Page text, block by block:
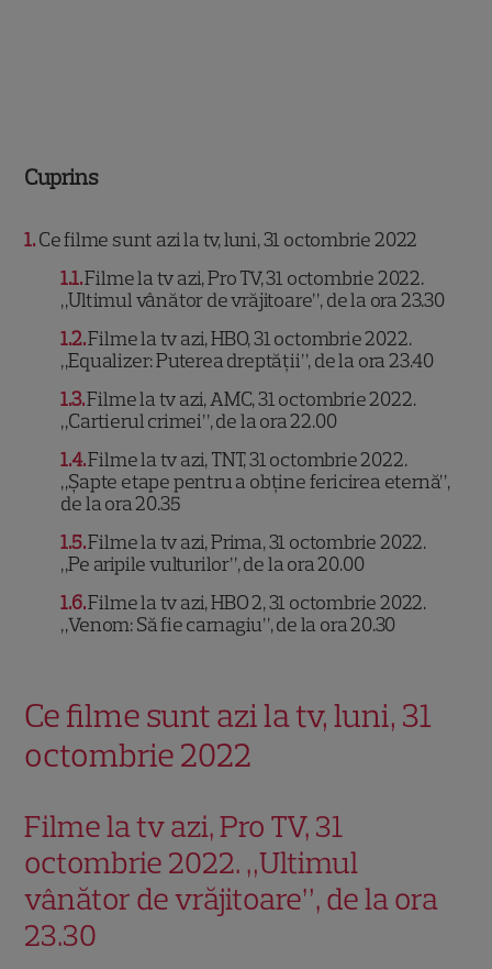
Cuprins
1 Ce filme sunt azi la tv, luni, 31 octombrie 2022
1.1Filme la tv azi, Pro TV, 31 octombrie 2022.
„Ultimul vânător de vrăjitoare”, de la ora 23.30
1.2Filme la tv azi, HBO, 31 octombrie 2022.
„Equalizer: Puterea dreptății”, de la ora 23.40
1.3Filme la tv azi, AMC, 31 octombrie 2022.
„Cartierul crimei”, de la ora 22.00
1.4Filme la tv azi, TNT, 31 octombrie 2022.
„Șapte etape pentru a obține fericirea eternă”,
de la ora 20.35
1.5Filme la tv azi, Prima, 31 octombrie 2022.
„Pe aripile vulturilor”, de la ora 20.00
1.6Filme la tv azi, HBO 2, 31 octombrie 2022.
„Venom: Să fie carnagiu”, de la ora 20.30
Ce filme sunt azi la tv, luni, 31
octombrie 2022
Filme la tv azi, Pro TV, 31
octombrie 2022. „Ultimul
vânător de vrăjitoare”, de la ora
23.30